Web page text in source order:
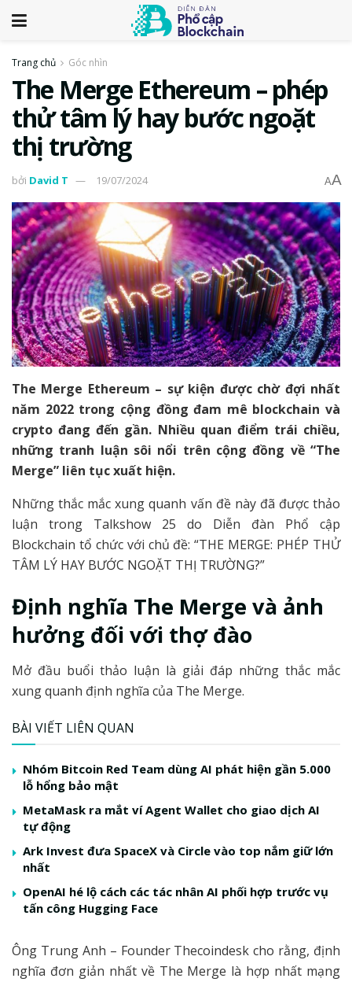
Trang chủ Góc nhìn
The Merge Ethereum – phép
thử tâm lý hay bước ngoặt
thị trường
bởi David T 19/07/2024 AA
The Merge Ethereum – sự kiện được chờ đợi nhất
năm 2022 trong cộng đồng đam mê blockchain và
crypto đang đến gần. Nhiều quan điểm trái chiều,
những tranh luận sôi nổi trên cộng đồng về “The
Merge” liên tục xuất hiện.
Những thắc mắc xung quanh vấn đề này đã được thảo
luận trong Talkshow 25 do Diễn đàn Phổ cập
Blockchain tổ chức với chủ đề: “THE MERGE: PHÉP THỬ
TÂM LÝ HAY BƯỚC NGOẶT THỊ TRƯỜNG?”
Định nghĩa The Merge và ảnh
hưởng đối với thợ đào
Mở đầu buổi thảo luận là giải đáp những thắc mắc
xung quanh định nghĩa của The Merge.
BÀI VIẾT LIÊN QUAN
Nhóm Bitcoin Red Team dùng AI phát hiện gần 5.000
lỗ hổng bảo mật
MetaMask ra mắt ví Agent Wallet cho giao dịch AI
tự động
Ark Invest đưa SpaceX và Circle vào top nắm giữ lớn
nhất
OpenAI hé lộ cách các tác nhân AI phối hợp trước vụ
tấn công Hugging Face
Ông Trung Anh – Founder Thecoindesk cho rằng, định
nghĩa đơn giản nhất về The Merge là hợp nhất mạng